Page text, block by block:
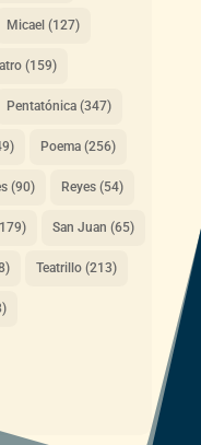
Micael(127)
(159)
Pentatónica(347)
Poema(256)
(90) Reyes(54)
San Juan (65)
Teatrillo(213)